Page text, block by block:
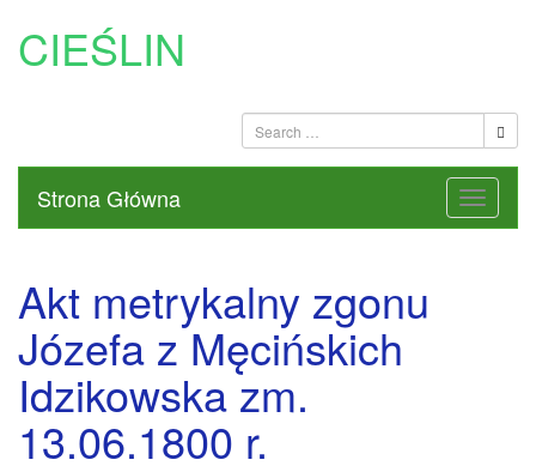
CIEŚLIN
Strona Główna
Akt metrykalny zgonu
Józefa z Męcińskich
Idzikowska zm.
13.06.1800 r.